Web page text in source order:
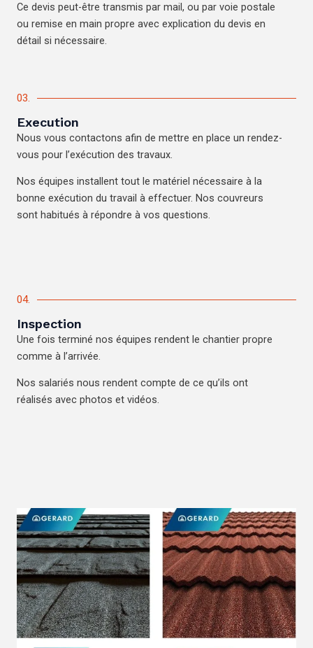
Ce devis peut-être transmis par mail, ou par voie postale
ou remise en main propre avec explication du devis en
détail si nécessaire.
03.
Execution
Nous vous contactons afin de mettre en place un rendez-
vous pour l’exécution des travaux.
Nos équipes installent tout le matériel nécessaire à la
bonne exécution du travail à effectuer. Nos couvreurs
sont habitués à répondre à vos questions.
04.
Inspection
Une fois terminé nos équipes rendent le chantier propre
comme à l’arrivée.
Nos salariés nous rendent compte de ce qu’ils ont
réalisés avec photos et vidéos.